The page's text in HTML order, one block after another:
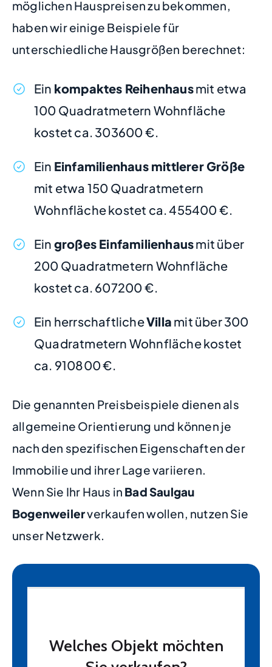
möglichen Hauspreisen zu bekommen,
haben wir einige Beispiele für
unterschiedliche Hausgrößen berechnet:
Ein kompaktes Reihenhausmit etwa
100 Quadratmetern Wohnfläche
kostet ca. 303600 €.
Ein Einfamilienhaus mittlerer Größe
mit etwa 150 Quadratmetern
Wohnfläche kostet ca. 455400 €.
Ein großes Einfamilienhausmit über
200 Quadratmetern Wohnfläche
kostet ca. 607200 €.
Ein herrschaftlicheVilla mit über 300
Quadratmetern Wohnfläche kostet
ca. 910800 €.
Die genannten Preisbeispiele dienen als
allgemeine Orientierung und können je
nach den spezifischen Eigenschaften der
Immobilie und ihrer Lage variieren.
Wenn Sie Ihr Haus in Bad Saulgau
Bogenweilerverkaufen wollen, nutzen Sie
unser Netzwerk.